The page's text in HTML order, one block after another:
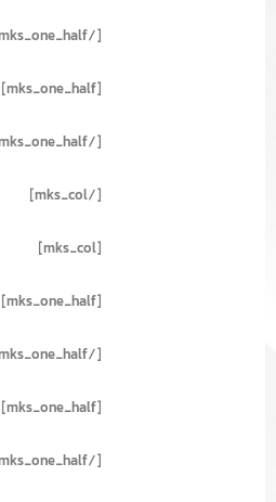
[/mks_one_half]
[mks_one_half]
[/mks_one_half]
[/mks_col]
[mks_col]
[mks_one_half]
[/mks_one_half]
[mks_one_half]
[/mks_one_half]